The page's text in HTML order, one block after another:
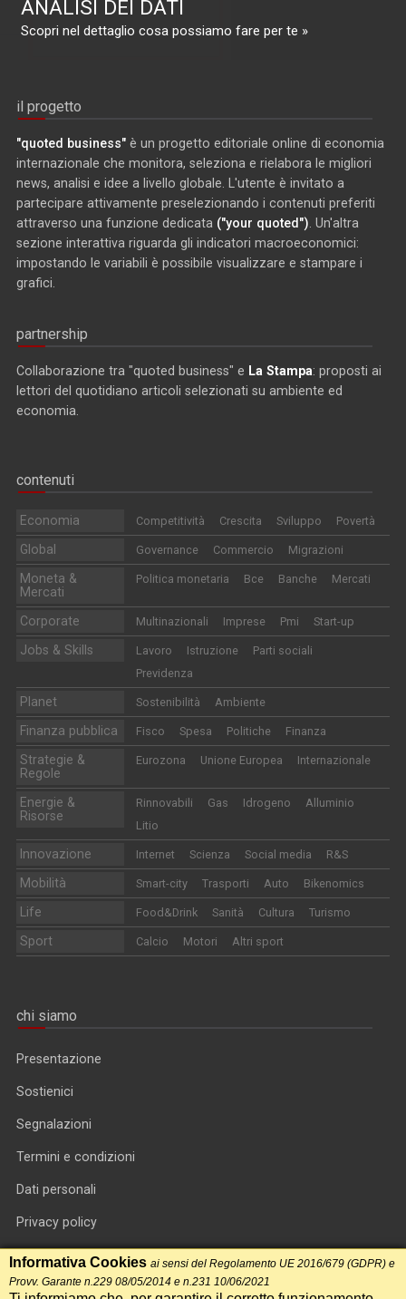
ANALISI DEI DATI
Scopri nel dettaglio cosa possiamo fare per te »
il progetto
"quoted business" è un progetto editoriale online di economia
internazionale che monitora, seleziona e rielabora le migliori
news, analisi e idee a livello globale. L'utente è invitato a
partecipare attivamente preselezionando i contenuti preferiti
attraverso una funzione dedicata ("your quoted") . Un'altra
sezione interattiva riguarda gli indicatori macroeconomici:
impostando le variabili è possibile visualizzare e stampare i
grafici.
partnership
Collaborazione tra "quoted business" e La Stampa: proposti ai
lettori del quotidiano articoli selezionati su ambiente ed
economia.
contenuti
Economia Competitività Crescita Sviluppo Povertà
Global Governance Commercio Migrazioni
Moneta &
Mercati
Politica monetaria Bce Banche Mercati
Corporate Multinazionali Imprese Pmi Start-up
Jobs & Skills Lavoro Istruzione
Parti sociali
Previdenza
Planet Sostenibilità Ambiente
Finanza pubblica Fisco Spesa Politiche Finanza
Strategie &
Regole
Eurozona Unione Europea Internazionale
Energie &
Risorse
Rinnovabili Gas Idrogeno
Alluminio
Litio
Innovazione Internet Scienza Social media R&S
Mobilità Smart-city Trasporti Auto Bikenomics
Life Food&Drink Sanità Cultura Turismo
Sport Calcio Motori Altri sport
chi siamo
Presentazione
Sostienici
Segnalazioni
Termini e condizioni
Dati personali
Privacy policy
Informativa cookie
RSS feed
Informativa Cookies ai sensi del Regolamento UE 2016/679 (GDPR) e
Provv. Garante n.229 08/05/2014 e n.231 10/06/2021